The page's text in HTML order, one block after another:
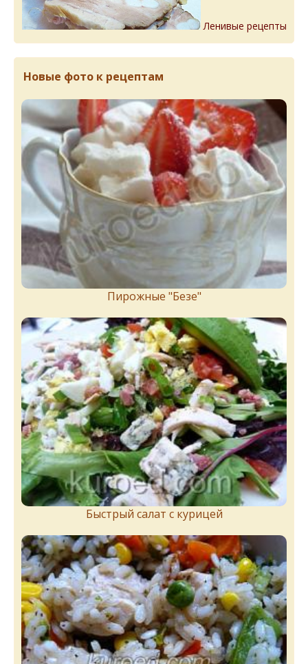
Ленивые рецепты
Новые фото к рецептам
Пирожныe "Бeзe"
Быстрый салат с курицей